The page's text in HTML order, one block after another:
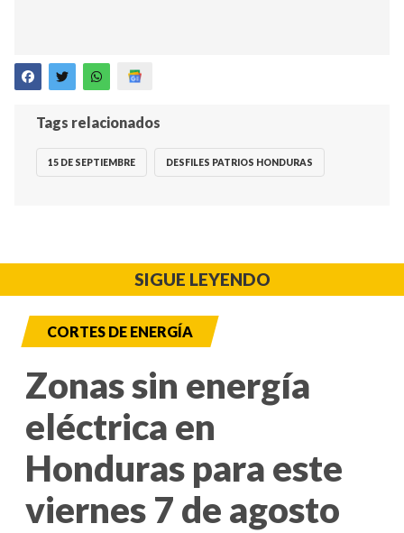
Tags relacionados
15 DE SEPTIEMBRE DESFILES PATRIOS HONDURAS
SIGUE LEYENDO
CORTES DE ENERGÍA
Zonas sin energía
eléctrica en
Honduras para este
viernes 7 de agosto